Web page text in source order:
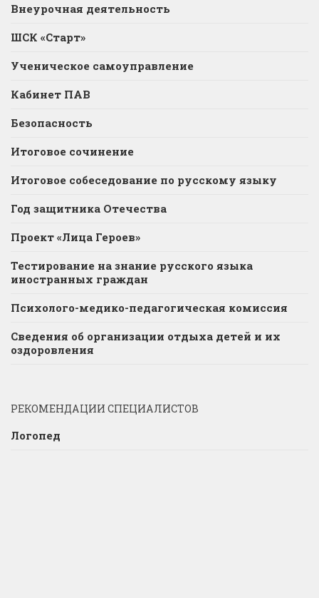
Внеурочная деятельность
ШСК «Старт»
Ученическое самоуправление
Кабинет ПАВ
Безопасность
Итоговое сочинение
Итоговое собеседование по русскому языку
Год защитника Отечества
Проект «Лица Героев»
Тестирование на знание русского языка
иностранных граждан
Психолого-медико-педагогическая комиссия
Сведения об организации отдыха детей и их
оздоровления
РЕКОМЕНДАЦИИ СПЕЦИАЛИСТОВ
Логопед